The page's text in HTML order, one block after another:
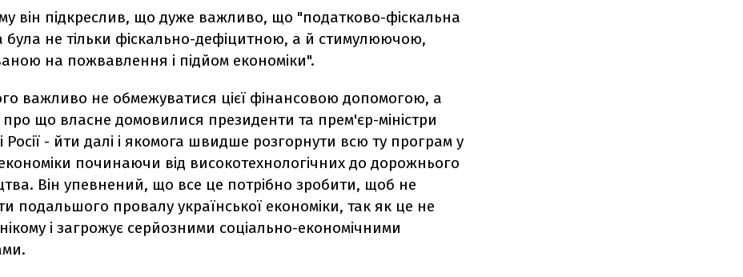
він підкреслив, що дуже важливо, що "податково-фіскальна
була не тільки фіскально-дефіцитною, а й стимулюючою,
на пожвавлення і підйом економіки".
важливо не обмежуватися цієї фінансовою допомогою, а
про що власне домовилися президенти та прем'єр-міністри
Росії - йти далі і якомога швидше розгорнути всю ту програм у
починаючи від високотехнологічних до дорожнього
Він упевнений, що все це потрібно зробити, щоб не
подальшого провалу української економіки, так як це не
і загрожує серйозними соціально-економічними